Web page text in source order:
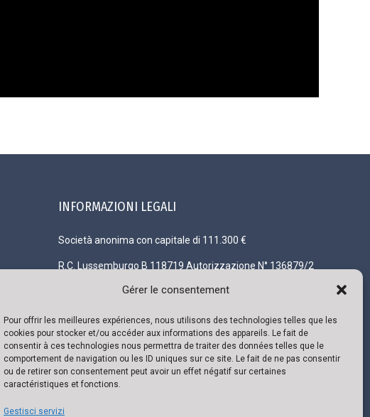
Gérer le consentement
Pour offrir les meilleures expériences, nous utilisons des technologies telles que les
cookies pour stocker et/ou accéder aux informations des appareils. Le fait de
consentir à ces technologies nous permettra de traiter des données telles que le
comportement de navigation ou les ID uniques sur ce site. Le fait de ne pas consentir
ou de retirer son consentement peut avoir un effet négatif sur certaines
caractéristiques et fonctions.
Gestisci servizi
INFORMAZIONI LEGALI
Società anonima con capitale di 111.300 €
R.C. Lussemburgo B 118719 Autorizzazione N° 136879/2
Partita IVA N° LU 22332726 Banca: ING IBAN: LU02 0141